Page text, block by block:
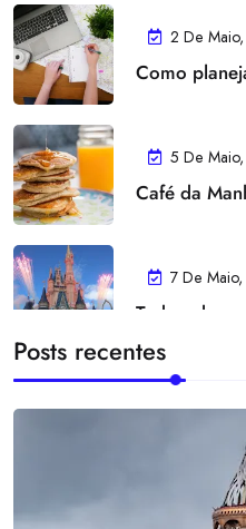
O
C
T
A
V
I
N
I
2 De
Como
5 De
Café da
7 De
Tudo sobre
Disney
8 De
Posts recentes